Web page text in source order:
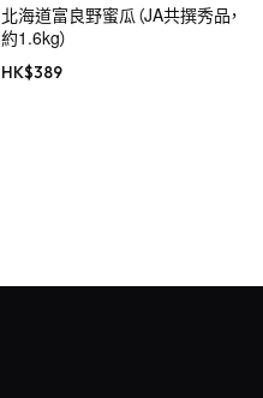
北海道富良野蜜瓜（JA共撰秀品，
約1.6kg）
HK$389